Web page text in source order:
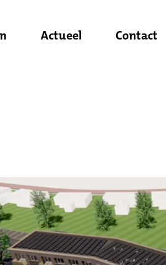
Actueel Contact